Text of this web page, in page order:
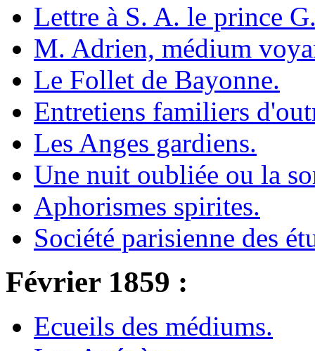
Lettre à S. A. le prince
M. Adrien, médium
Le Follet de Bayonne.
Entretiens familiers
Les Anges gardiens.
Une nuit oubliée ou la
Aphorismes spirites.
Société parisienne des
Février 1859 :
Ecueils des médiums.